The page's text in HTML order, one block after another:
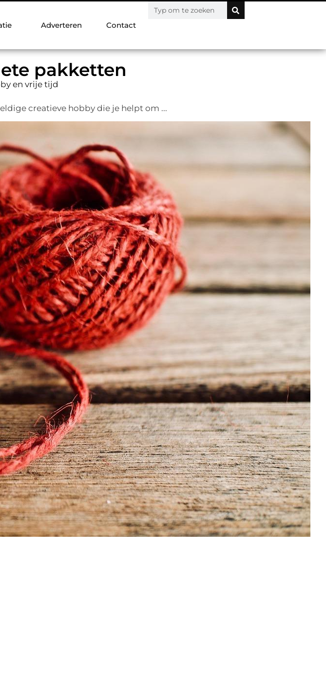
Adverteren Contact
pakketten
en vrije tijd
creatieve hobby die je helpt om ...